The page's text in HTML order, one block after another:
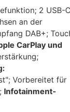
2 USB-
an der
DAB+;
CarPlay und
Vorbereitet für
Infotainment-